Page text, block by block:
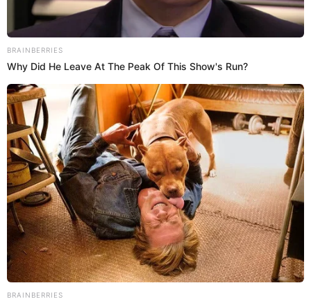
04 Ago 2022 | 20:01 h
Alex Valera recibió fuerte ‘lapo’ en Al-Fateh de
Christian Cueva: así fue el divertido “callejón
oscuro”
¡Se alista la dupla! Alex Valera es el nuevo fichaje del Al-Fateh de
Arabia Saudita y fue recibido de singular forma por el plantel.
Deportes El Popular
Alex Valera